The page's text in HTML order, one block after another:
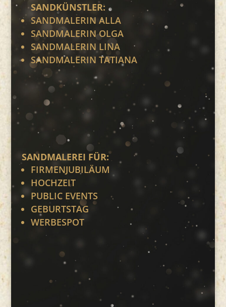
SANDKÜNSTLER:
SANDMALERIN ALLA
SANDMALERIN OLGA
SANDMALERIN LINA
SANDMALERIN TATIANA
SANDMALEREI FÜR:
FIRMENJUBILÄUM
HOCHZEIT
PUBLIC EVENTS
GEBURTSTAG
WERBESPOT